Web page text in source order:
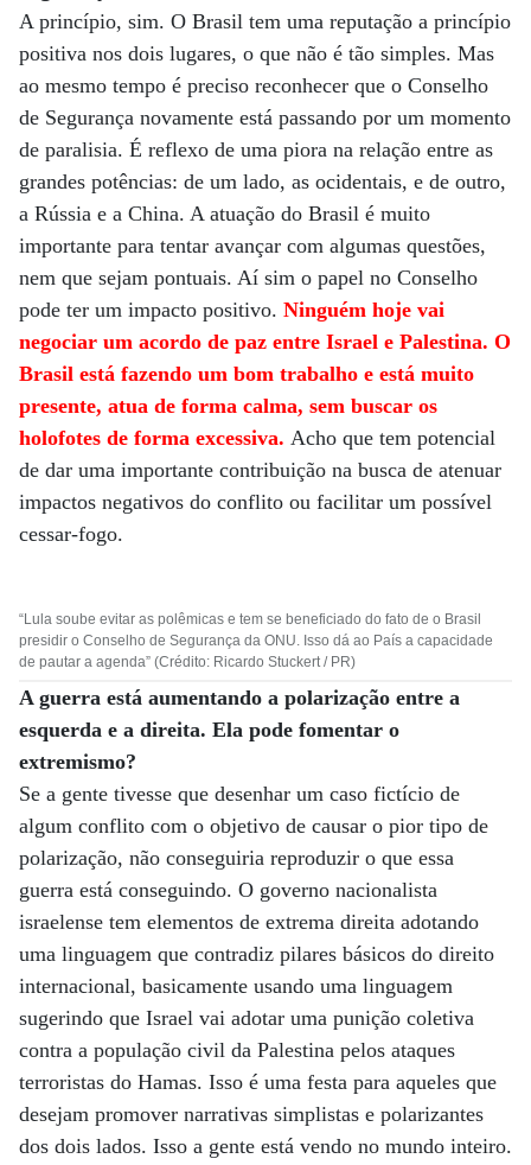
A princípio, sim. O Brasil tem uma reputação a princípio
positiva nos dois lugares, o que não é tão simples. Mas
ao mesmo tempo é preciso reconhecer que o Conselho
de Segurança novamente está passando por um momento
de paralisia. É reflexo de uma piora na relação entre as
grandes potências: de um lado, as ocidentais, e de outro,
a Rússia e a China. A atuação do Brasil é muito
importante para tentar avançar com algumas questões,
nem que sejam pontuais. Aí sim o papel no Conselho
pode ter um impacto positivo. Ninguém hoje vai
negociar um acordo de paz entre Israel e Palestina. O
Brasil está fazendo um bom trabalho e está muito
presente, atua de forma calma, sem buscar os
holofotes de forma excessiva. Acho que tem potencial
de dar uma importante contribuição na busca de atenuar
impactos negativos do conflito ou facilitar um possível
cessar-fogo.
“Lula soube evitar as polêmicas e tem se beneficiado do fato de o Brasil
presidir o Conselho de Segurança da ONU. Isso dá ao País a capacidade
de pautar a agenda” (Crédito: Ricardo Stuckert / PR)
A guerra está aumentando a polarização entre a
esquerda e a direita. Ela pode fomentar o
extremismo?
Se a gente tivesse que desenhar um caso fictício de
algum conflito com o objetivo de causar o pior tipo de
polarização, não conseguiria reproduzir o que essa
guerra está conseguindo. O governo nacionalista
israelense tem elementos de extrema direita adotando
uma linguagem que contradiz pilares básicos do direito
internacional, basicamente usando uma linguagem
sugerindo que Israel vai adotar uma punição coletiva
contra a população civil da Palestina pelos ataques
terroristas do Hamas. Isso é uma festa para aqueles que
desejam promover narrativas simplistas e polarizantes
dos dois lados. Isso a gente está vendo no mundo inteiro.